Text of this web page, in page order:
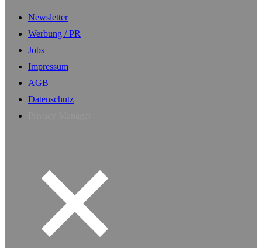
Newsletter
Werbung / PR
Jobs
Impressum
AGB
Datenschutz